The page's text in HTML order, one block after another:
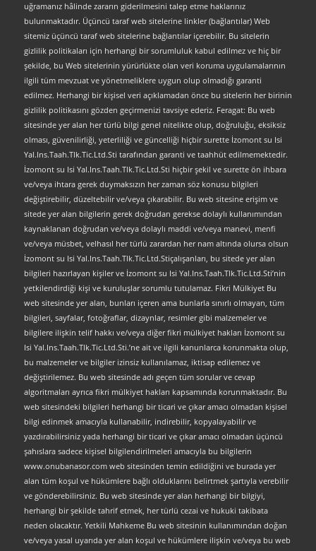
uğramanız hâlinde zararın giderilmesini talep etme haklarınız
bulunmaktadır. Üçüncü taraf web sitelerine linkler (bağlantılar) Web
sitemiz üçüncü taraf web sitelerine bağlantılar içerebilir. Bu sitelerin
gizlilik politikaları için herhangi bir sorumluluk kabul edilmez ve hiç bir
şekilde, bu Web sitelerinin yürürlükte olan veri koruma uygulamalarının
ilgili tüm mevzuat ve yönetmeliklere uygun olup olmadığı garanti
edilmez. Herhangi bir kişisel veri açıklamadan önce bu sitelerin her birinin
gizlilik politikasını gözden geçirmenizi tavsiye ederiz. Feragat: Bu web
sitesinde yer alan her türlü bilgi genel nitelikte olup, doğruluğu, eksiksiz
olması, güvenilirliği, yeterliliği ve güncelliği hiçbir surette İzomont su Isi
Yal.Ins.Taah.Tlk.Tic.Ltd.Sti tarafından garanti ve taahhüt edilmemektedir.
İzomont su Isi Yal.Ins.Taah.Tlk.Tic.Ltd.Sti hiçbir şekil ve surette ön ihbara
ve/veya ihtara gerek duymaksızın her zaman söz konusu bilgileri
değiştirebilir, düzeltebilir ve/veya çıkarabilir. Bu web sitesine erişim ve
sitede yer alan bilgilerin gerek doğrudan gerekse dolaylı kullanımından
kaynaklanan doğrudan ve/veya dolaylı maddi ve/veya manevi, menfi
ve/veya müsbet, velhasıl her türlü zarardan her nam altında olursa olsun
İzomont su Isi Yal.Ins.Taah.Tlk.Tic.Ltd.Stiçalışanları, bu sitede yer alan
bilgileri hazırlayan kişiler ve İzomont su Isi Yal.Ins.Taah.Tlk.Tic.Ltd.Sti’nin
yetkilendirdiği kişi ve kuruluşlar sorumlu tutulamaz. Fikri Mülkiyet Bu
web sitesinde yer alan, bunları içeren ama bunlarla sınırlı olmayan, tüm
bilgileri, sayfalar, fotoğraflar, dizaynlar, resimler gibi malzemeler ve
bilgilere ilişkin telif hakkı ve/veya diğer fikri mülkiyet hakları İzomont su
Isi Yal.Ins.Taah.Tlk.Tic.Ltd.Sti.’ne ait ve ilgili kanunlarca korunmakta olup,
bu malzemeler ve bilgiler izinsiz kullanılamaz, iktisap edilemez ve
değiştirilemez. Bu web sitesinde adı geçen tüm sorular ve cevap
algoritmaları ayrıca fikri mülkiyet hakları kapsamında korunmaktadır. Bu
web sitesindeki bilgileri herhangi bir ticari ve çıkar amacı olmadan kişisel
bilgi edinmek amacıyla kullanabilir, indirebilir, kopyalayabilir ve
yazdırabilirsiniz yada herhangi bir ticari ve çıkar amacı olmadan üçüncü
şahıslara sadece kişisel bilgilendirilmeleri amacıyla bu bilgilerin
www.onubanasor.com web sitesinden temin edildiğini ve burada yer
alan tüm koşul ve hükümlere bağlı olduklarını belirtmek şartıyla verebilir
ve gönderebilirsiniz. Bu web sitesinde yer alan herhangi bir bilgiyi,
herhangi bir şekilde tahrif etmek, her türlü cezai ve hukuki takibata
neden olacaktır. Yetkili Mahkeme Bu web sitesinin kullanımından doğan
ve/veya yasal uyarıda yer alan koşul ve hükümlere ilişkin ve/veya bu web